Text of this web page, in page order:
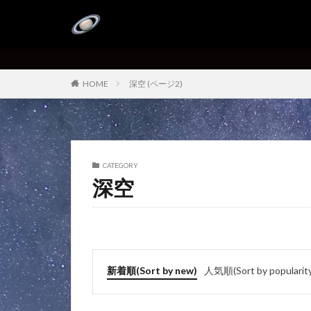
HOME 深空 (ページ2)
CATEGORY
深空
新着順(Sort by new) 人気順(Sort by